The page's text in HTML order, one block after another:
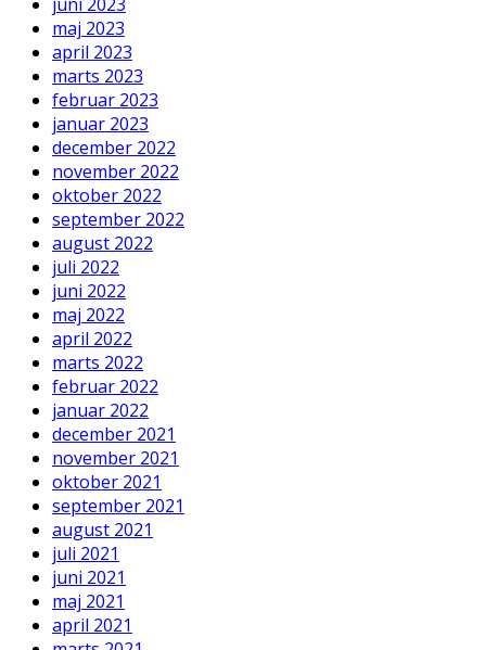
maj 2023
april 2023
marts 2023
februar 2023
januar 2023
december 2022
november 2022
oktober 2022
september 2022
august 2022
juli 2022
juni 2022
maj 2022
april 2022
marts 2022
februar 2022
januar 2022
december 2021
november 2021
oktober 2021
september 2021
august 2021
juli 2021
juni 2021
maj 2021
april 2021